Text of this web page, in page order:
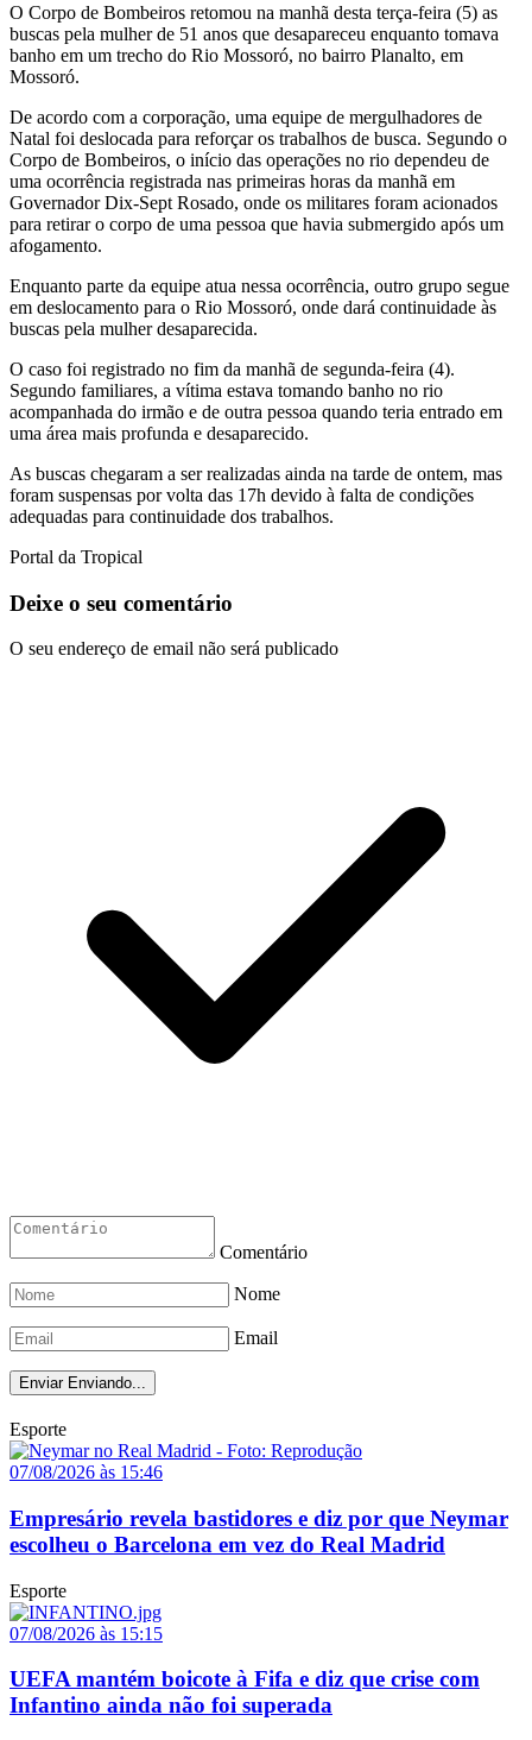
O Corpo de Bombeiros retomou na manhã desta terça-feira (5) as
buscas pela mulher de 51 anos que desapareceu enquanto tomava
banho em um trecho do Rio Mossoró, no bairro Planalto, em
Mossoró.
De acordo com a corporação, uma equipe de mergulhadores de
Natal foi deslocada para reforçar os trabalhos de busca. Segundo o
Corpo de Bombeiros, o início das operações no rio dependeu de
uma ocorrência registrada nas primeiras horas da manhã em
Governador Dix-Sept Rosado, onde os militares foram acionados
para retirar o corpo de uma pessoa que havia submergido após um
afogamento.
Enquanto parte da equipe atua nessa ocorrência, outro grupo segue
em deslocamento para o Rio Mossoró, onde dará continuidade às
buscas pela mulher desaparecida.
O caso foi registrado no fim da manhã de segunda-feira (4).
Segundo familiares, a vítima estava tomando banho no rio
acompanhada do irmão e de outra pessoa quando teria entrado em
uma área mais profunda e desaparecido.
As buscas chegaram a ser realizadas ainda na tarde de ontem, mas
foram suspensas por volta das 17h devido à falta de condições
adequadas para continuidade dos trabalhos.
Portal da Tropical
Deixe o seu comentário
O seu endereço de email não será publicado
Comentário
Nome
Email
Enviar Enviando...
Esporte
07/08/2026 às 15:46
Empresário revela bastidores e diz por que Neymar
escolheu o Barcelona em vez do Real Madrid
Esporte
07/08/2026 às 15:15
UEFA mantém boicote à Fifa e diz que crise com
Infantino ainda não foi superada